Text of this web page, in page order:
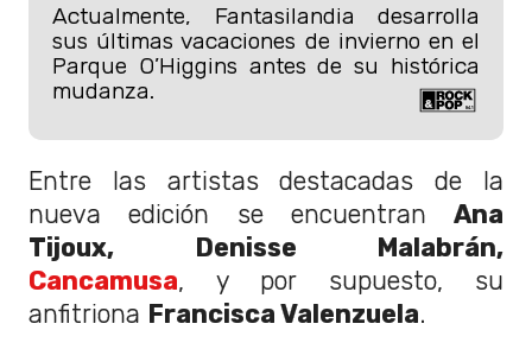
Actualmente, Fantasilandia desarrolla
sus últimas vacaciones de invierno en el
Parque O’Higgins antes de su histórica
mudanza.
Entre las artistas destacadas de la
nueva edición se encuentran Ana
Tijoux, Denisse Malabrán,
Cancamusa, y por supuesto, su
anfitriona Francisca Valenzuela.